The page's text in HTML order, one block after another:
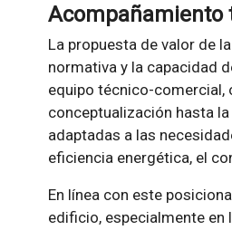
Acompañamiento
La propuesta de valor de
normativa y la capacidad
equipo técnico-comercial,
conceptualización hasta
adaptadas a las
eficiencia energética, el
En línea con este
edificio, especialmente